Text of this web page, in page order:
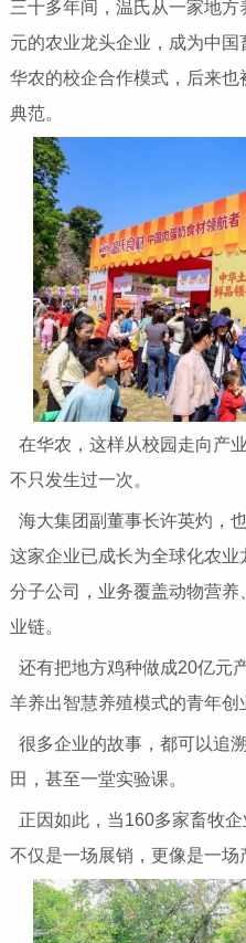
三十多年间，温氏从一家地
元的农业龙头企业，成为中
华农的校企合作模式，后来
典范。
在华农，这样从校园走向产
不只发生过一次。
海大集团副董事长许英灼，
这家企业已成长为全球化农
分子公司，业务覆盖动物营
业链。
还有把地方鸡种做成20亿元
羊养出智慧养殖模式的青年
很多企业的故事，都可以追
田，甚至一堂实验课。
正因如此，当160多家畜牧
不仅是一场展销，更像是一场